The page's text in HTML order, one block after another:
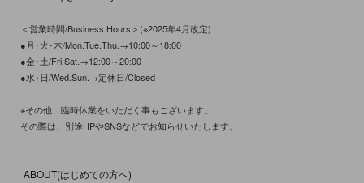
＜営業時間/Business Hours＞(※2025年4月改定)
●月･火･木/Mon.Tue.Thu.→10:00～18:00
●金･土/Fri.Sat.→12:00～20:00
●水･日/Wed.Sun.→定休日/Closed
※その他、臨時休業をいただく事もございます。
その際は、別途HPやSNSなどでお知らせいたします。
ABOUT(はじめての方へ)